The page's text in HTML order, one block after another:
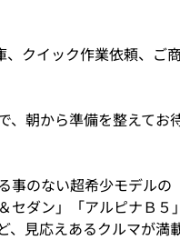
クイック作業依頼、ご
朝から準備を整えてお
事のない超希少モデルの
セダン」「アルピナＢ
見応えあるクルマが満